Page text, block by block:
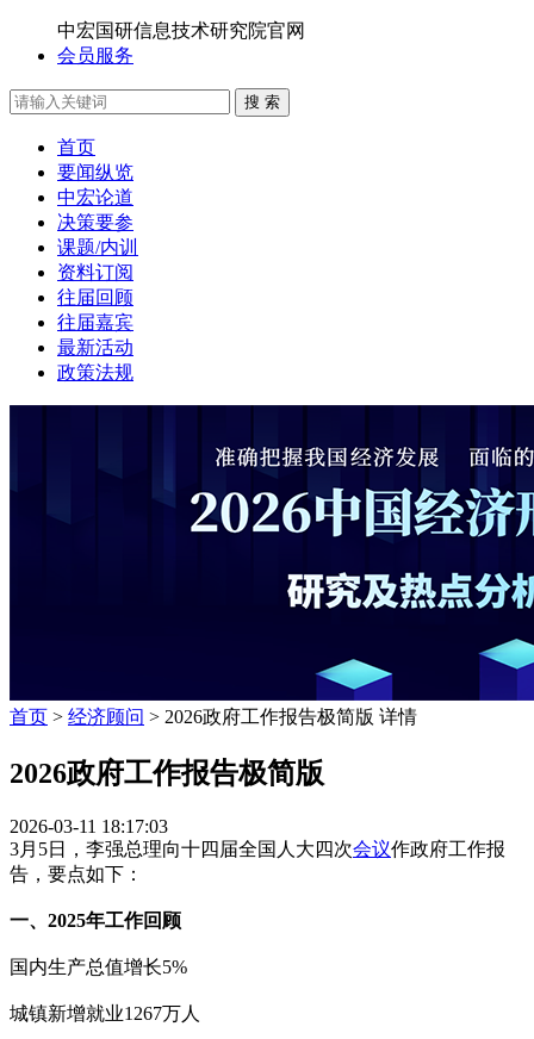
中宏国研信息技术研究院官网
会员服务
搜 索
首页
要闻纵览
中宏论道
决策要参
课题/内训
资料订阅
往届回顾
往届嘉宾
最新活动
政策法规
首页 > 经济顾问 > 2026政府工作报告极简版 详情
2026政府工作报告极简版
2026-03-11 18:17:03
3月5日，李强总理向十四届全国人大四次会议作政府工作报
告，要点如下：
一、2025年工作回顾
国内生产总值增长5%
城镇新增就业1267万人